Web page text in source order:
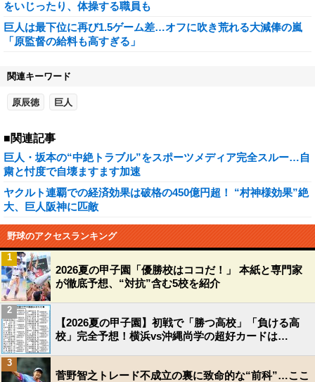
をいじったり、体操する職員も
巨人は最下位に再び1.5ゲーム差…オフに吹き荒れる大減俸の嵐
「原監督の給料も高すぎる」
関連キーワード
原辰徳 巨人
■関連記事
巨人・坂本の“中絶トラブル”をスポーツメディア完全スルー…自
粛と忖度で自壊ますます加速
ヤクルト連覇での経済効果は破格の450億円超！ “村神様効果”絶
大、巨人阪神に匹敵
野球のアクセスランキング
2026夏の甲子園「優勝校はココだ！」 本紙と専門家
が徹底予想、“対抗”含む5校を紹介
1
【2026夏の甲子園】初戦で「勝つ高校」「負ける高
校」完全予想！横浜vs沖縄尚学の超好カードは…
2
菅野智之トレード不成立の裏に致命的な“前科”…ここ
3